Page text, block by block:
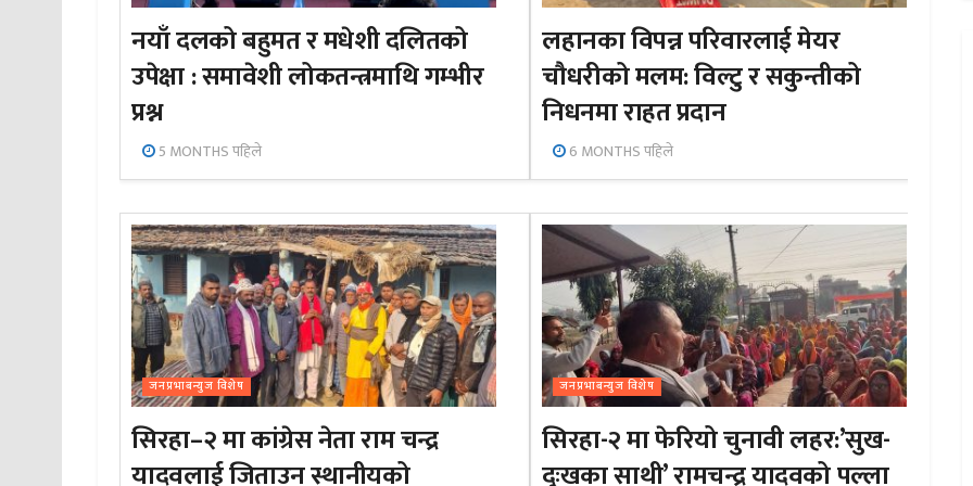
नयाँ दलको बहुमत र मधेशी दलितको
उपेक्षा : समावेशी लोकतन्त्रमाथि गम्भीर
प्रश्न
5 MONTHS पहिले
लहानका विपन्न परिवारलाई मेयर
चौधरीको मलम: विल्टु र सकुन्तीको
निधनमा राहत प्रदान
6 MONTHS पहिले
जनप्रभाबन्युज विशेष
सिरहा–२ मा कांग्रेस नेता राम चन्द्र
यादवलाई जिताउन स्थानीयको
जनप्रभाबन्युज विशेष
सिरहा-२ मा फेरियो चुनावी लहर:’सुख-
दुःखका साथी’ रामचन्द्र यादवको पल्ला